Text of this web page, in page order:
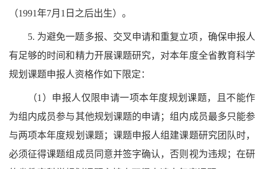
（1991年7月1日之后出生）。
5. 为避免一题多报、交叉申请和重复立项，确保申报人
有足够的时间和精力开展课题研究，对本年度全省教育科学
规划课题申报人资格作如下限定：
（1） 申报人仅限申请一项本年度规划课题，且不能作
为组内成员参与其他规划课题的申请；组内成员最多只能参
与两项本年度规划课题；课题申报人组建课题研究团队时，
必须征得课题组成员同意并签字确认，否则视为违规；在研